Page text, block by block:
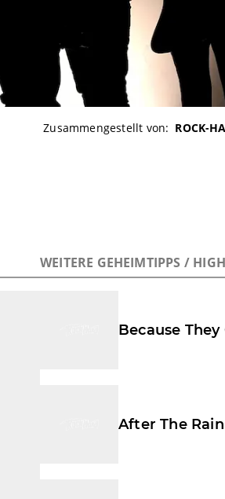
Zusammengestellt von: ROCK-
WEITERE GEHEIMTIPPS /
Because They
After The Rain